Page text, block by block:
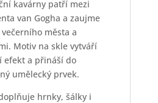
kavárny patří mezi
van Gogha a zaujme
města a
Motiv na skle vytváří
efekt a přináší do
umělecký prvek.
hrnky, šálky i